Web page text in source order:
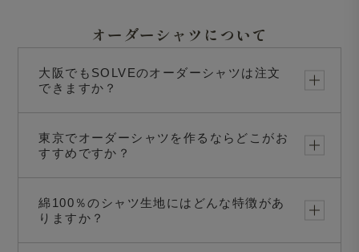
オーダーシャツについて
大阪でもSOLVEのオーダーシャツは注文
できますか？
東京でオーダーシャツを作るならどこがお
すすめですか？
綿100％のシャツ生地にはどんな特徴があ
りますか？